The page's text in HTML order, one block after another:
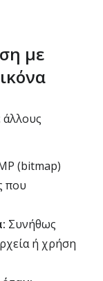
με
άλλους
(bitmap)
που
Συνήθως
ή χρήση